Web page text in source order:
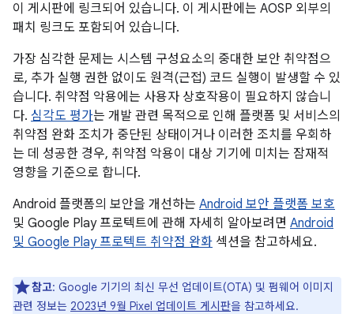
이 게시판에 링크되어 있습니다. 이 게시판에는 AOSP 외부의
패치 링크도 포함되어 있습니다.
가장 심각한 문제는 시스템 구성요소의 중대한 보안 취약점으
로, 추가 실행 권한 없이도 원격(근접) 코드 실행이 발생할 수 있
습니다. 취약점 악용에는 사용자 상호작용이 필요하지 않습니
다. 심각도 평가는 개발 관련 목적으로 인해 플랫폼 및 서비스의
취약점 완화 조치가 중단된 상태이거나 이러한 조치를 우회하
는 데 성공한 경우, 취약점 악용이 대상 기기에 미치는 잠재적
영향을 기준으로 합니다.
Android 플랫폼의 보안을 개선하는 Android 보안 플랫폼 보호
및 Google Play 프로텍트에 관해 자세히 알아보려면 Android
및 Google Play 프로텍트 취약점 완화 섹션을 참고하세요.
참고: Google 기기의 최신 무선 업데이트(OTA) 및 펌웨어 이미지
관련 정보는 2023년 9월 Pixel 업데이트 게시판을 참고하세요.